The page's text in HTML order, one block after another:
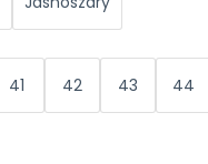
41 42 43 44